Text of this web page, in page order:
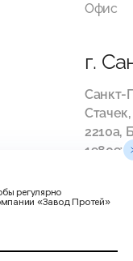
Офис
г.
Санкт-
2210а,
ПН-ЧТ
регулярно
«Завод Протей»